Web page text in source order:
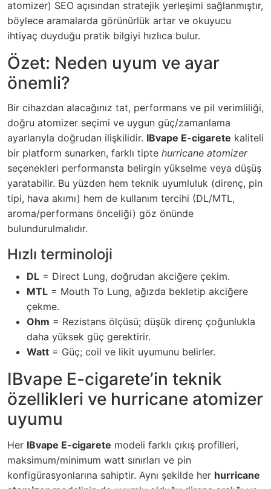
atomizer) SEO açısından stratejik yerleşimi sağlanmıştır,
böylece aramalarda görünürlük artar ve okuyucu
ihtiyaç duyduğu pratik bilgiyi hızlıca bulur.
Özet: Neden uyum ve ayar
önemli?
Bir cihazdan alacağınız tat, performans ve pil verimliliği,
doğru atomizer seçimi ve uygun güç/zamanlama
ayarlarıyla doğrudan ilişkilidir. IBvape E-cigarete kaliteli
bir platform sunarken, farklı tipte hurricane atomizer
seçenekleri performansta belirgin yükselme veya düşüş
yaratabilir. Bu yüzden hem teknik uyumluluk (direnç, pin
tipi, hava akımı) hem de kullanım tercihi (DL/MTL,
aroma/performans önceliği) göz önünde
bulundurulmalıdır.
Hızlı terminoloji
DL = Direct Lung, doğrudan akciğere çekim.
MTL = Mouth To Lung, ağızda bekletip akciğere
çekme.
Ohm = Rezistans ölçüsü; düşük direnç çoğunlukla
daha yüksek güç gerektirir.
Watt = Güç; coil ve likit uyumunu belirler.
IBvape E-cigarete’in teknik
özellikleri ve hurricane atomizer
uyumu
Her IBvape E-cigarete modeli farklı çıkış profilleri,
maksimum/minimum watt sınırları ve pin
konfigürasyonlarına sahiptir. Aynı şekilde her hurricane